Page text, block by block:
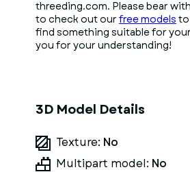
threeding.com. Please bear
to check out our free models to
find something suitable for
you for your understanding!
3D Model Details
Texture: No
Multipart model: No